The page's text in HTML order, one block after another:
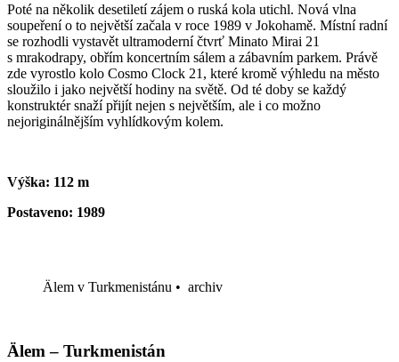
Poté na několik desetiletí zájem o ruská kola utichl. Nová vlna
soupeření o to největší začala v roce 1989 v Jokohamě. Místní radní
se rozhodli vystavět ultramoderní čtvrť Minato Mirai 21
s mrakodrapy, obřím koncertním sálem a zábavním parkem. Právě
zde vyrostlo kolo Cosmo Clock 21, které kromě výhledu na město
sloužilo i jako největší hodiny na světě. Od té doby se každý
konstruktér snaží přijít nejen s největším, ale i co možno
nejoriginálnějším vyhlídkovým kolem.
Výška: 112 m
Postaveno: 1989
Älem v Turkmenistánu • archiv
Älem – Turkmenistán